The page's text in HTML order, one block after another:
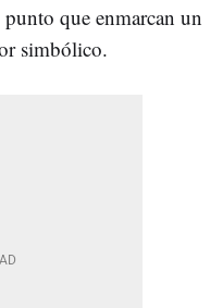
que enmarcan un
simbólico.